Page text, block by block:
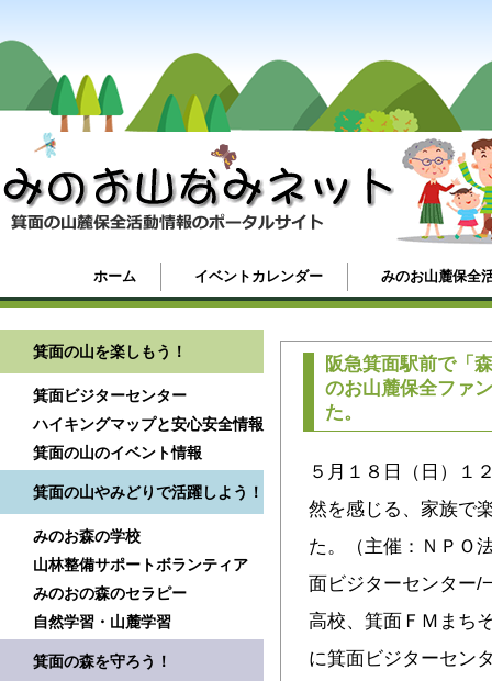
ホーム イベントカレンダー みのお山麓保全
箕面の山を楽しもう！
箕面ビジターセンター
ハイキングマップと安心安全情報
箕面の山のイベント情報
箕面の山やみどりで活躍しよう！
みのお森の学校
山林整備サポートボランティア
みのおの森のセラピー
自然学習・山麓学習
箕面の森を守ろう！
阪急箕面駅前で「
のお山麓保全ファ
た。
５月１８日（日）１
然を感じる、家族で
た。（主催：ＮＰＯ
面ビジターセンター/
高校、箕面ＦＭまち
に箕面ビジターセン